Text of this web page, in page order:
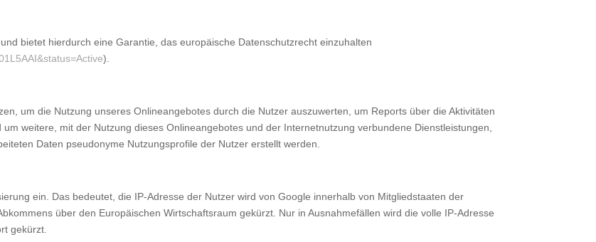
bietet hierdurch eine Garantie, das europäische Datenschutzrecht einzuhalten
).
um die Nutzung unseres Onlineangebotes durch die Nutzer auszuwerten, um Reports über die Aktivitäten
weitere, mit der Nutzung dieses Onlineangebotes und der Internetnutzung verbundene Dienstleistungen,
Daten pseudonyme Nutzungsprofile der Nutzer erstellt werden.
ein. Das bedeutet, die IP-Adresse der Nutzer wird von Google innerhalb von Mitgliedstaaten der
über den Europäischen Wirtschaftsraum gekürzt. Nur in Ausnahmefällen wird die volle IP-Adresse
gekürzt.